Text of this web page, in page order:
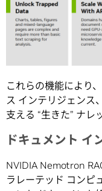
これらの機能により
ス インテリジェンス
支える “生きた” ナレ
ドキュメント イ
NVIDIA Nemotron
ラレーテッド コンピ